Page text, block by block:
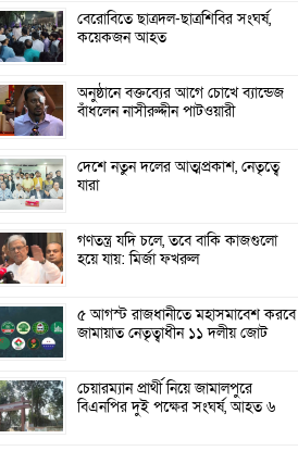
বেরোবিতে ছাত্রদল-ছাত্রশিবির সংঘর্ষ,
কয়েকজন আহত
অনুষ্ঠানে বক্তব্যের আগে চোখে ব্যান্ডেজ
বাঁধলেন নাসীরুদ্দীন পাটওয়ারী
দেশে নতুন দলের আত্মপ্রকাশ, নেতৃত্বে
যারা
গণতন্ত্র যদি চলে, তবে বাকি কাজগুলো
হয়ে যায়: মির্জা ফখরুল
৫ আগস্ট রাজধানীতে মহাসমাবেশ করবে
জামায়াত নেতৃত্বাধীন ১১ দলীয় জোট
চেয়ারম্যান প্রার্থী নিয়ে জামালপুরে
বিএনপির দুই পক্ষের সংঘর্ষ, আহত ৬